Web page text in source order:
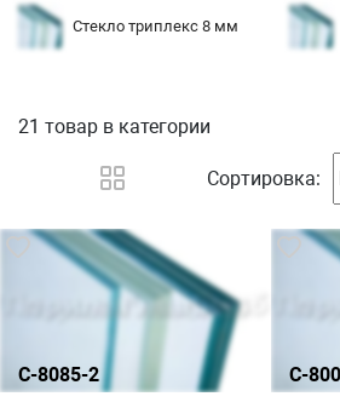
Стекло триплекс 8 мм
21 товар в категории
Сортировка:
С-8085-2 С-